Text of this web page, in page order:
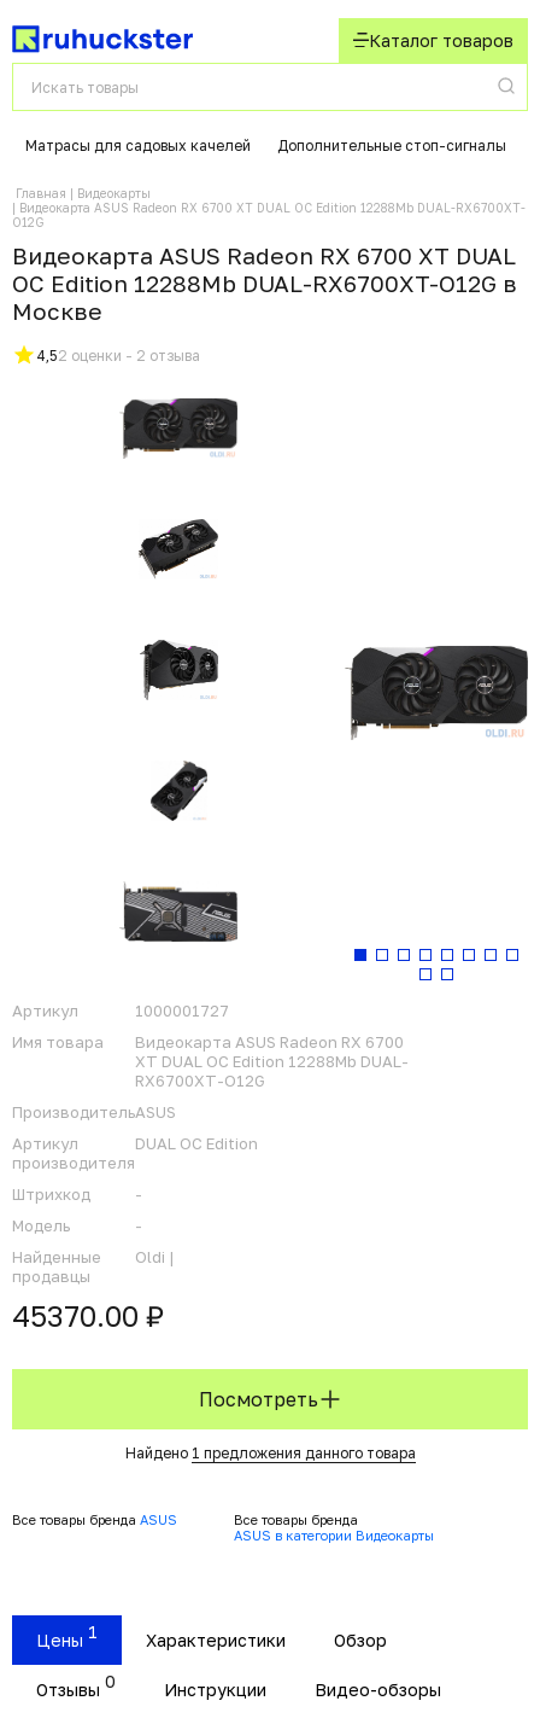
Каталог товаров
Матрасы для садовых качелей Дополнительные стоп-сигналы
Главная
Видеокарты
Видеокарта ASUS Radeon RX 6700 XT DUAL OC Edition 12288Mb DUAL-RX6700XT-
O12G
Видеокарта ASUS Radeon RX 6700 XT DUAL
OC Edition 12288Mb DUAL-RX6700XT-O12G в
Москвe
4,52 оценки - 2 отзыва
Артикул
1000001727
Имя товара
Видеокарта ASUS Radeon RX 6700
XT DUAL OC Edition 12288Mb DUAL-
RX6700XT-O12G
ПроизводительASUS
Артикул
производителя
DUAL OC Edition
Штрихкод
-
Модель
-
Найденные
продавцы
Oldi |
45370.00 ₽
Посмотреть
Найдено 1 предложения данного товара
Все товары бренда ASUS
Все товары бренда
ASUS в категории Видеокарты
Цены 1 Характеристики Обзор
Отзывы 0 Инструкции Видео-обзоры